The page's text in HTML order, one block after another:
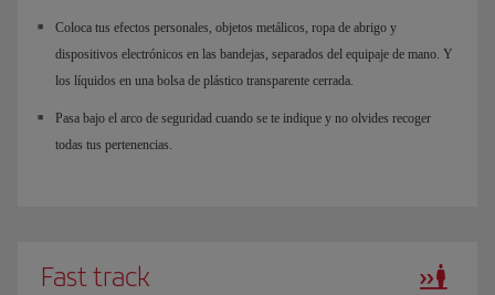
Coloca tus efectos personales, objetos metálicos, ropa de abrigo y
dispositivos electrónicos en las bandejas, separados del equipaje de mano. Y
los líquidos en una bolsa de plástico transparente cerrada.
Pasa bajo el arco de seguridad cuando se te indique y no olvides recoger
todas tus pertenencias.
Fast track